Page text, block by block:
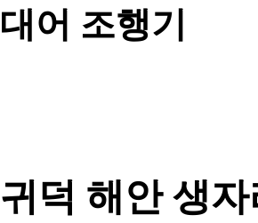
대어 조행기
귀덕 해안 생